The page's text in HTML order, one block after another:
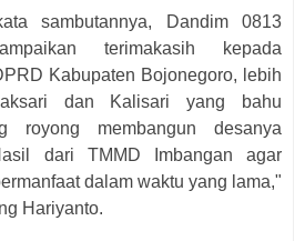
sambutannya, Dandim 0813
terimakasih kepada
Kabupaten Bojonegoro, lebih
dan Kalisari yang bahu
royong membangun desanya
dari TMMD Imbangan agar
dalam waktu yang lama,"
Hariyanto.